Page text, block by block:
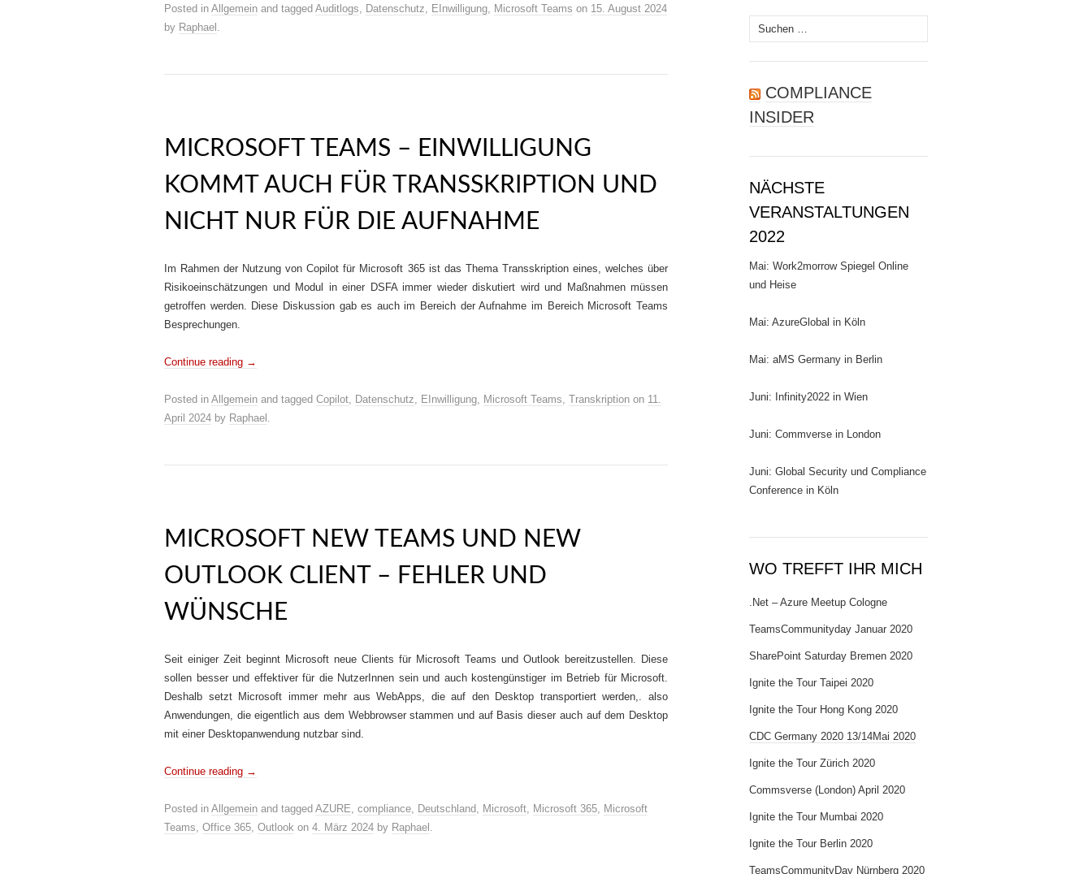
Posted in Allgemein and tagged Auditlogs, Datenschutz, EInwilligung, Microsoft Teams on 15. August 2024
by Raphael .
MICROSOFT TEAMS – EINWILLIGUNG
KOMMT AUCH FÜR TRANSSKRIPTION UND
NICHT NUR FÜR DIE AUFNAHME
Im Rahmen der Nutzung von Copilot für Microsoft 365 ist das Thema Transskription eines, welches über
Risikoeinschätzungen und Modul in einer DSFA immer wieder diskutiert wird und Maßnahmen müssen
getroffen werden. Diese Diskussion gab es auch im Bereich der Aufnahme im Bereich Microsoft Teams
Besprechungen.
Continue reading →
Posted in Allgemein and tagged Copilot, Datenschutz, EInwilligung, Microsoft Teams, Transkription on 11.
April 2024 by Raphael .
MICROSOFT NEW TEAMS UND NEW
OUTLOOK CLIENT – FEHLER UND
WÜNSCHE
Seit einiger Zeit beginnt Microsoft neue Clients für Microsoft Teams und Outlook bereitzustellen. Diese
sollen besser und effektiver für die NutzerInnen sein und auch kostengünstiger im Betrieb für Microsoft.
Deshalb setzt Microsoft immer mehr aus WebApps, die auf den Desktop transportiert werden,. also
Anwendungen, die eigentlich aus dem Webbrowser stammen und auf Basis dieser auch auf dem Desktop
mit einer Desktopanwendung nutzbar sind.
Continue reading →
Posted in Allgemein and tagged AZURE, compliance, Deutschland, Microsoft, Microsoft 365, Microsoft
Teams, Office 365, Outlook on 4. März 2024 by Raphael .
Suchen
nach:
COMPLIANCE
INSIDER
NÄCHSTE
VERANSTALTUNGEN
2022
Mai: Work2morrow Spiegel Online
und Heise
Mai: AzureGlobal in Köln
Mai: aMS Germany in Berlin
Juni: Infinity2022 in Wien
Juni: Commverse in London
Juni: Global Security und Compliance
Conference in Köln
WO TREFFT IHR MICH
.Net – Azure Meetup Cologne
TeamsCommunityday Januar 2020
SharePoint Saturday Bremen 2020
Ignite the Tour Taipei 2020
Ignite the Tour Hong Kong 2020
CDC Germany 2020 13/14Mai 2020
Ignite the Tour Zürich 2020
Commsverse (London) April 2020
Ignite the Tour Mumbai 2020
Ignite the Tour Berlin 2020
TeamsCommunityDay Nürnberg 2020